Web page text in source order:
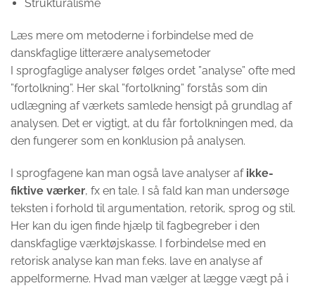
Strukturalisme
Læs mere om metoderne i forbindelse med de
danskfaglige litterære analysemetoder
I sprogfaglige analyser følges ordet ”analyse” ofte med
”fortolkning”. Her skal ”fortolkning” forstås som din
udlægning af værkets samlede hensigt på grundlag af
analysen. Det er vigtigt, at du får fortolkningen med, da
den fungerer som en konklusion på analysen.
I sprogfagene kan man også lave analyser af ikke-
fiktive værker, fx en tale. I så fald kan man undersøge
teksten i forhold til argumentation, retorik, sprog og stil.
Her kan du igen finde hjælp til fagbegreber i den
danskfaglige værktøjskasse. I forbindelse med en
retorisk analyse kan man f.eks. lave en analyse af
appelformerne. Hvad man vælger at lægge vægt på i